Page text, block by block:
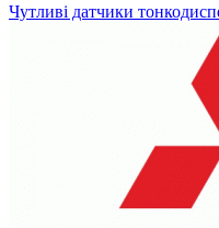
Чутливі датчики